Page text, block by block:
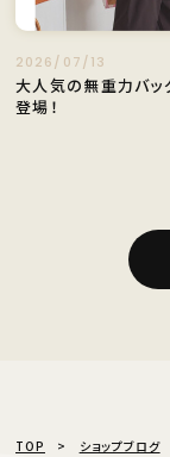
2026/07/13
大人気の無重力バッ
登場！
TOP ショップブログ